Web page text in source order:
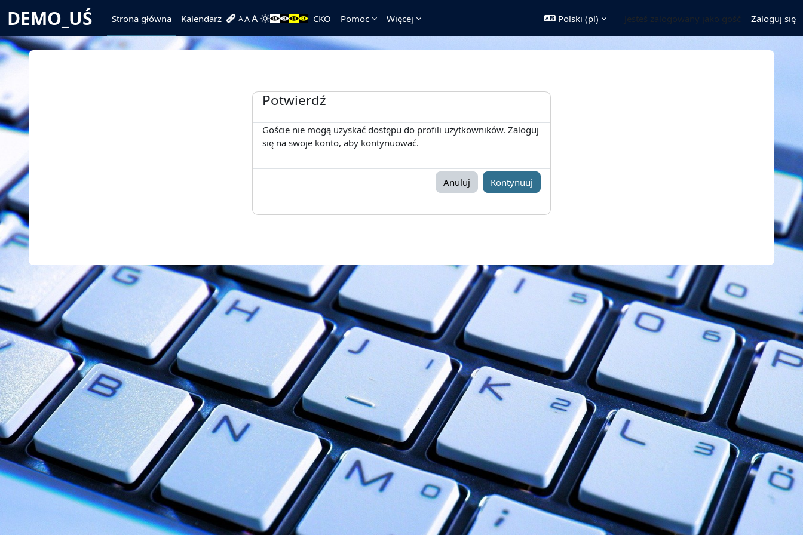
Przejdź do głównej zawartości
DEMO_UŚ Strona główna Kalendarz AAA CKO Pomoc Więcej Polski ‎(pl)‎ Jesteś zalogowany jako gość Zaloguj się
Potwierdź
Goście nie mogą uzyskać dostępu do profili użytkowników. Zaloguj
się na swoje konto, aby kontynuować.
Anuluj Kontynuuj